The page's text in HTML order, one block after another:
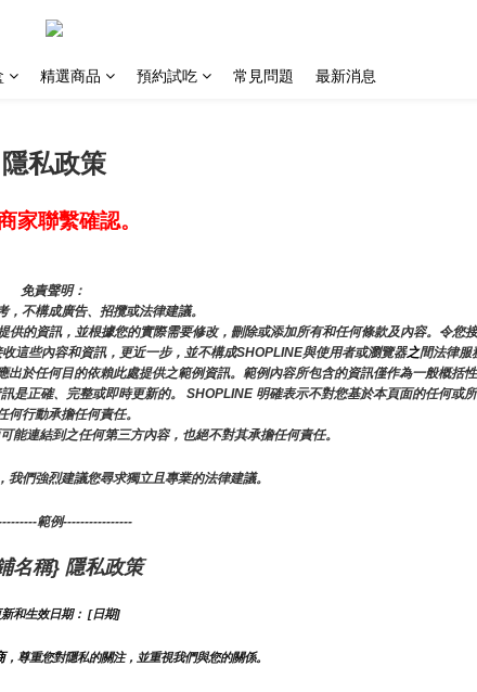
精選商品 預約試吃 常見問題 最新消息
隱私政策
家聯繫確認。
免責聲明：
，不構成廣告、招攬或法律建議。
的資訊，並根據您的實際需要修改，刪除或添加所有和任何條款及內容。令您
這些內容和資訊，更近一步，並不構成SHOPLINE與使用者或瀏覽器之間法律服
於任何目的依賴此處提供之範例資訊。範例內容所包含的資訊僅作為一般概括
正確、完整或即時更新的。 SHOPLINE 明確表示不對您基於本頁面的任何或
何行動承擔任何責任。
能連結到之任何第三方內容，也絕不對其承擔任何責任。
我們強烈建議您尋求獨立且專業的法律建議。
範例----------------
名稱} 隱私政策
新和生效日期： [日期]
，尊重您對隱私的關注，並重視我們與您的關係。